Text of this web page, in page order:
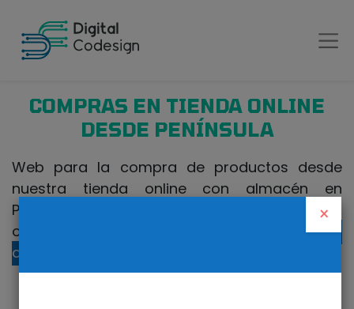
COMPRAS EN TIENDA ONLINE
DESDE PENÍNSULA
×
Web para la compra de productos desde
nuestra tienda online con almacén en
Península. Si realiza la compra desde Canarias
o fuera de España, visite nuestra
tienda
online para Canarias